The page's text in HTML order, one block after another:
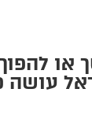
עושה